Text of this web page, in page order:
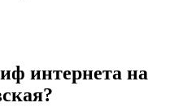
интернета на